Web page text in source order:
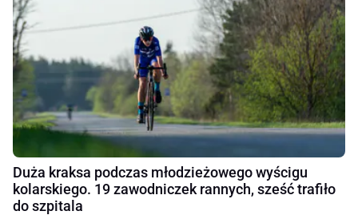
Duża kraksa podczas młodzieżowego wyścigu
kolarskiego. 19 zawodniczek rannych, sześć trafiło
do szpitala